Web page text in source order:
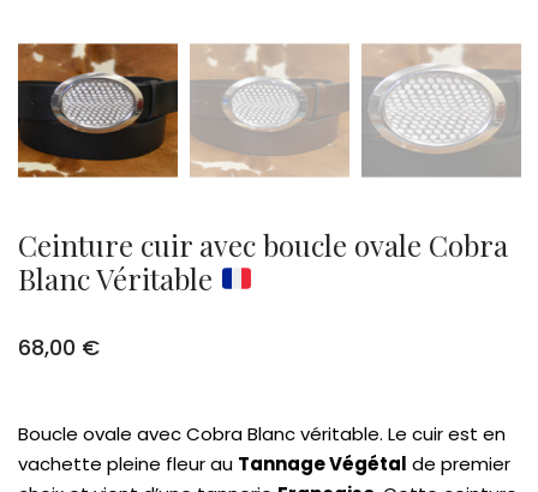
Ceinture cuir avec boucle ovale Cobra
Blanc Véritable
68,00 €
Boucle ovale avec Cobra Blanc véritable. Le cuir est en
vachette pleine fleur au Tannage Végétal de premier